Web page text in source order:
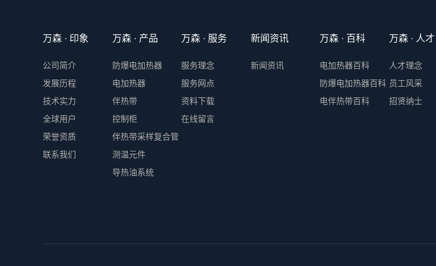
万森 · 印象
公司简介
发展历程
技术实力
全球用户
荣誉资质
联系我们
万森 · 产品
防爆电加热器
电加热器
伴热带
控制柜
伴热带采样复合管
测温元件
导热油系统
万森 · 服务
服务理念
服务网点
资料下载
在线留言
新闻资讯
新闻资讯
万森 · 百科
电加热器百科
防爆电加热器百科
电伴热带百科
万森 · 人才
人才理念
员工风采
招贤纳士